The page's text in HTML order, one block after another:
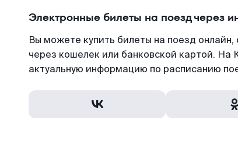
Электронные билеты на поезд через
Вы можете купить билеты на поезд
через кошелек или банковской картой. На
актуальную информацию по расписанию